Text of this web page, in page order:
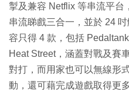
掣及兼容 Netflix 等串流平台
串流睇戲三合一，並於 24
容只得 4 款，包括
Heat Street，涵蓋對戰及賽
對打，而用家也可以無線形
動，還可藉完成遊戲取得更